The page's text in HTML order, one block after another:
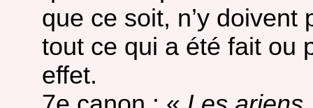
que ce soit, n’y
tout ce qui a été fait ou
effet.